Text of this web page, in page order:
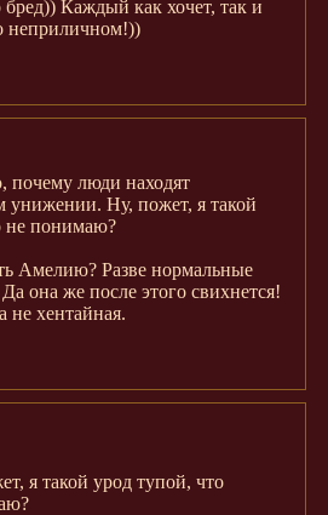
бред)) Каждый как хочет, так и
неприличном!))
почему люди находят
унижении. Ну, пожет, я такой
не понимаю?
Амелию? Разве нормальные
она же после этого свихнется!
хентайная.
я такой урод тупой, что